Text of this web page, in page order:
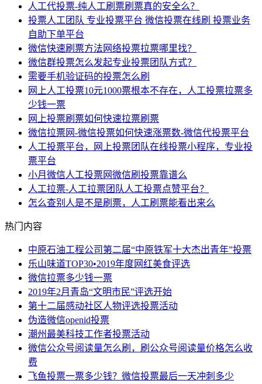
人工代投票-纯人工刷票刷票真的安全么？
投票人工团队 专业投票平台 微信投票在线刷 投票业务
自助下单平台
微信快速刷票方法网络投票拉票哪里找？
微信群投票怎么发起专业投票团队方式？
需要手机验证码的投票怎么刷
网上人工投票10元1000票根本不存在，人工投票拉票多
少钱一票
网上投票刷票如何快速拉票刷票
微信拉票网-微信投票如何快速涨票数-微信代投票平台
人工投票平台，网上投票团队在线投票小程序，专业投
票平台
小月微信人工投票网微信刷投票靠谱么
人工拉票-人工拉票团队人工投票点赞平台？
怎么查别人是不是刷票，人工刷票能看出来么
热门内容
中原石油工程公司第二届“中原铁军十大杰出青年”投票
乐山味道TOP30•2019年度网红美食评选
微信拉票多少钱一票
2019年2月青岛“文明市民”评选开始
第十二届感动社区人物评选投票活动
伪造微信openid投票
潮州最美科技工作者投票活动
微信公众号阅读量怎么刷，刷公众号阅读量价格怎么收
费
飞鱼投票一票多少钱？微信投票最后一天冲刺多少